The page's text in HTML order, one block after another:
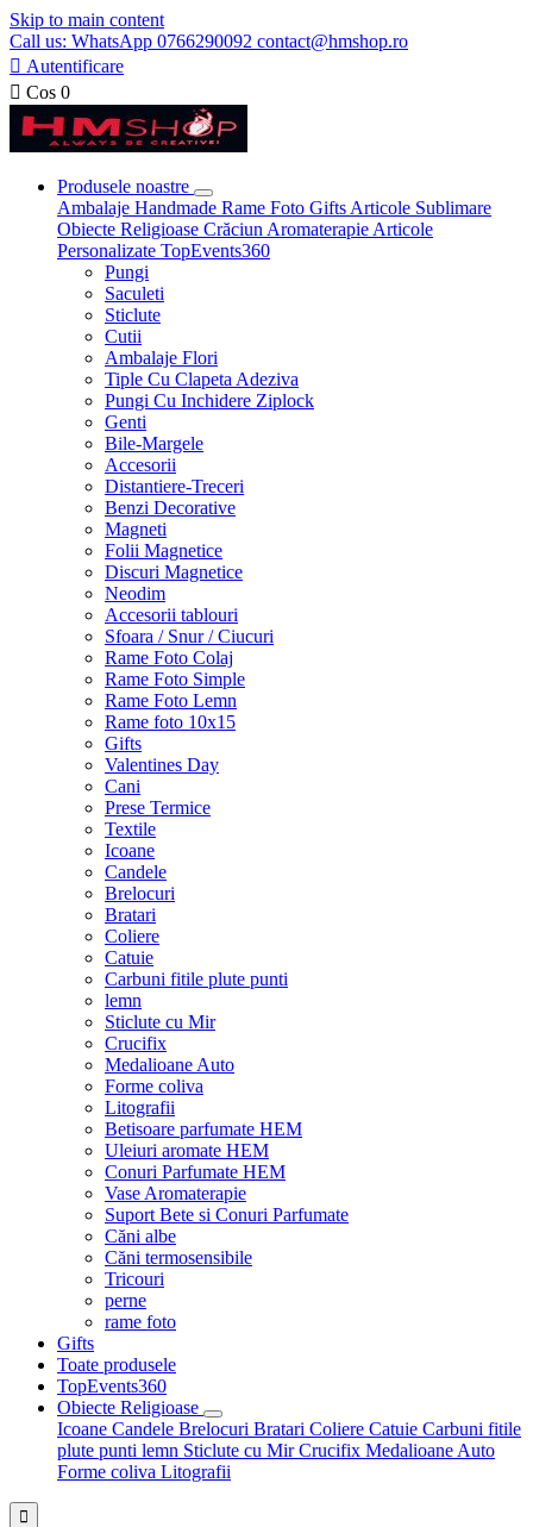
Skip to main content
Call us: WhatsApp 0766290092 contact@hmshop.ro
 Autentificare
 Cos 0
Produsele noastre
Ambalaje Handmade Rame Foto Gifts Articole Sublimare
Obiecte Religioase Crăciun Aromaterapie Articole
Personalizate TopEvents360
Pungi
Saculeti
Sticlute
Cutii
Ambalaje Flori
Tiple Cu Clapeta Adeziva
Pungi Cu Inchidere Ziplock
Genti
Bile-Margele
Accesorii
Distantiere-Treceri
Benzi Decorative
Magneti
Folii Magnetice
Discuri Magnetice
Neodim
Accesorii tablouri
Sfoara / Snur / Ciucuri
Rame Foto Colaj
Rame Foto Simple
Rame Foto Lemn
Rame foto 10x15
Gifts
Valentines Day
Cani
Prese Termice
Textile
Icoane
Candele
Brelocuri
Bratari
Coliere
Catuie
Carbuni fitile plute punti
lemn
Sticlute cu Mir
Crucifix
Medalioane Auto
Forme coliva
Litografii
Betisoare parfumate HEM
Uleiuri aromate HEM
Conuri Parfumate HEM
Vase Aromaterapie
Suport Bete si Conuri Parfumate
Căni albe
Căni termosensibile
Tricouri
perne
rame foto
Gifts
Toate produsele
TopEvents360
Obiecte Religioase
Icoane Candele Brelocuri Bratari Coliere Catuie Carbuni fitile
plute punti lemn Sticlute cu MirCrucifix Medalioane Auto
Forme coliva Litografii
